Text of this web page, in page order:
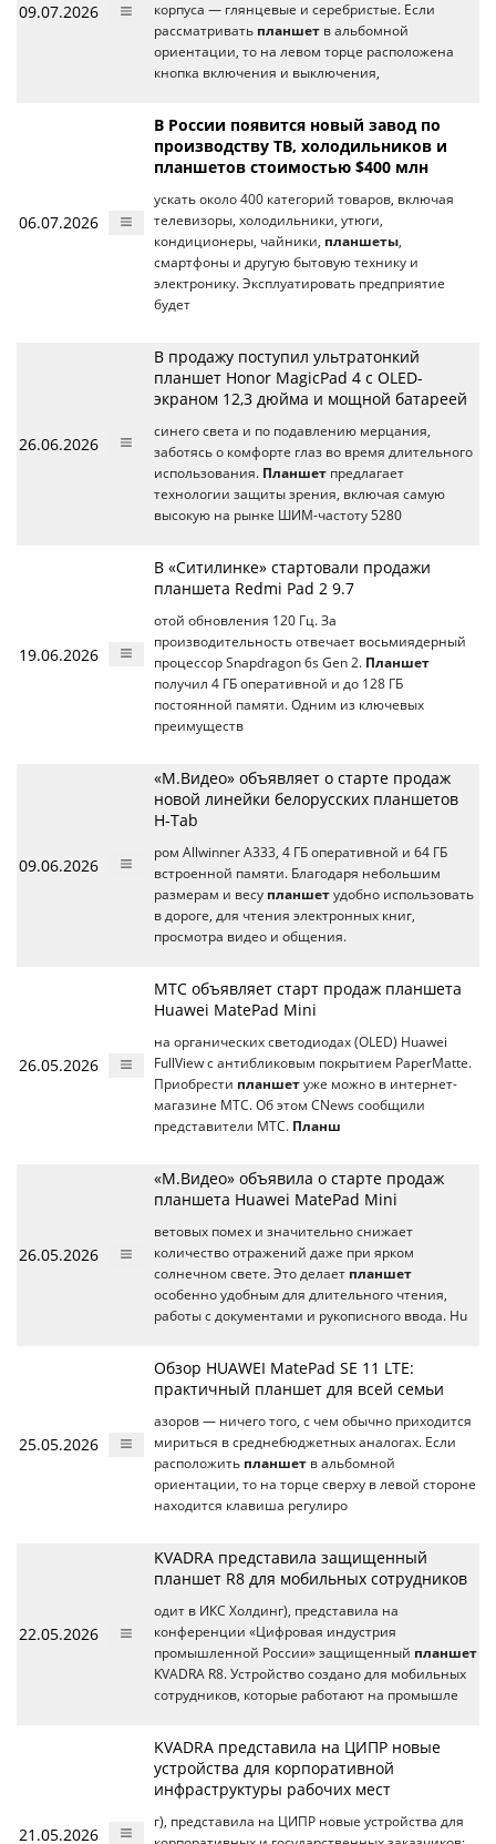
09.07.2026
корпуса — глянцевые и серебристые. Если
рассматривать планшет в альбомной
ориентации, то на левом торце расположена
кнопка включения и выключения,
06.07.2026
В России появится новый завод по
производству ТВ, холодильников и
планшетов стоимостью $400 млн
ускать около 400 категорий товаров, включая
телевизоры, холодильники, утюги,
кондиционеры, чайники, планшеты,
смартфоны и другую бытовую технику и
электронику. Эксплуатировать предприятие
будет
26.06.2026
В продажу поступил ультратонкий
планшет Honor MagicPad 4 с OLED-
экраном 12,3 дюйма и мощной батареей
синего света и по подавлению мерцания,
заботясь о комфорте глаз во время длительного
использования. Планшет предлагает
технологии защиты зрения, включая самую
высокую на рынке ШИМ-частоту 5280
19.06.2026
В «Ситилинке» стартовали продажи
планшета Redmi Pad 2 9.7
отой обновления 120 Гц. За
производительность отвечает восьмиядерный
процессор Snapdragon 6s Gen 2. Планшет
получил 4 ГБ оперативной и до 128 ГБ
постоянной памяти. Одним из ключевых
преимуществ
09.06.2026
«М.Видео» объявляет о старте продаж
новой линейки белорусских планшетов
H-Tab
ром Allwinner A333, 4 ГБ оперативной и 64 ГБ
встроенной памяти. Благодаря небольшим
размерам и весу планшет удобно использовать
в дороге, для чтения электронных книг,
просмотра видео и общения.
26.05.2026
МТС объявляет старт продаж планшета
Huawei MatePad Mini
на органических светодиодах (OLED) Huawei
FullView с антибликовым покрытием PaperMatte.
Приобрести планшет уже можно в интернет-
магазине МТС. Об этом CNews сообщили
представители МТС. Планш
26.05.2026
«М.Видео» объявила о старте продаж
планшета Huawei MatePad Mini
ветовых помех и значительно снижает
количество отражений даже при ярком
солнечном свете. Это делает планшет
особенно удобным для длительного чтения,
работы с документами и рукописного ввода. Hu
25.05.2026
Обзор HUAWEI MatePad SE 11 LTE:
практичный планшет для всей семьи
азоров — ничего того, с чем обычно приходится
мириться в среднебюджетных аналогах. Если
расположить планшет в альбомной
ориентации, то на торце сверху в левой стороне
находится клавиша регулиро
22.05.2026
KVADRA представила защищенный
планшет R8 для мобильных сотрудников
одит в ИКС Холдинг), представила на
конференции «Цифровая индустрия
промышленной России» защищенный планшет
KVADRA R8. Устройство создано для мобильных
сотрудников, которые работают на промышле
21.05.2026
KVADRA представила на ЦИПР новые
устройства для корпоративной
инфраструктуры рабочих мест
г), представила на ЦИПР новые устройства для